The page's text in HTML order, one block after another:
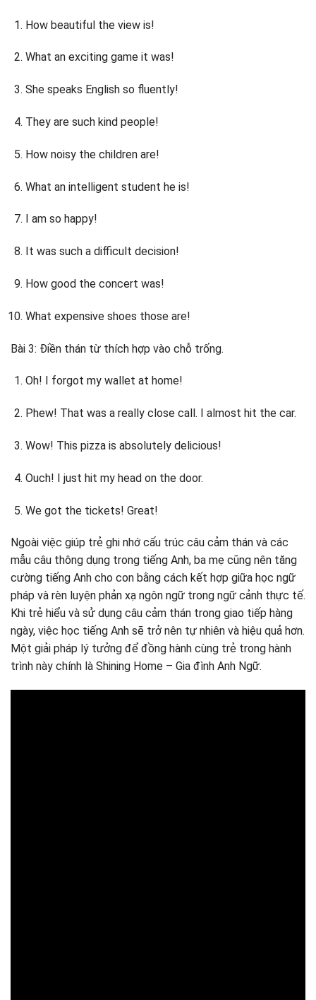
How beautiful the view is!
What an exciting game it was!
She speaks English so fluently!
They are such kind people!
How noisy the children are!
What an intelligent student he is!
I am so happy!
It was such a difficult decision!
How good the concert was!
What expensive shoes those are!
Bài 3: Điền thán từ thích hợp vào chỗ trống.
Oh! I forgot my wallet at home!
Phew! That was a really close call. I almost hit the car.
Wow! This pizza is absolutely delicious!
Ouch! I just hit my head on the door.
We got the tickets! Great!
Ngoài việc giúp trẻ ghi nhớ cấu trúc câu cảm thán và các
mẫu câu thông dụng trong tiếng Anh, ba mẹ cũng nên tăng
cường tiếng Anh cho con bằng cách kết hợp giữa học ngữ
pháp và rèn luyện phản xạ ngôn ngữ trong ngữ cảnh thực tế.
Khi trẻ hiểu và sử dụng câu cảm thán trong giao tiếp hàng
ngày, việc học tiếng Anh sẽ trở nên tự nhiên và hiệu quả hơn.
Một giải pháp lý tưởng để đồng hành cùng trẻ trong hành
trình này chính là Shining Home – Gia đình Anh Ngữ.